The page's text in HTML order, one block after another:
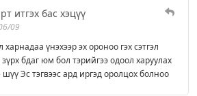
итгэх бас хэцүү
09
харнадаа үнэхээр эх ороноо гэх сэтгэл
бдаг юм бол тэрийгээ одоол харуулах
шүү Эс тэгвээс ард иргэд оролцох болноо